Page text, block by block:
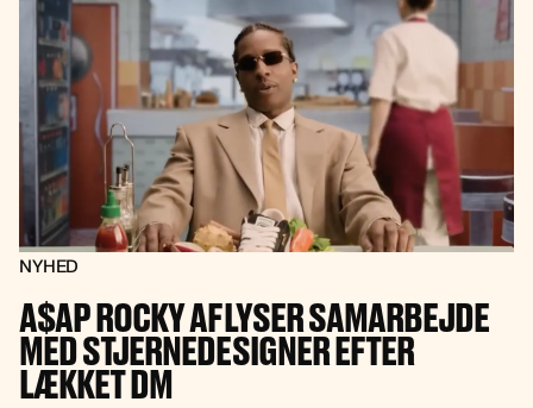
NYHED
A$AP ROCKY AFLYSER SAMARBEJDE
MED STJERNEDESIGNER EFTER
LÆKKET DM